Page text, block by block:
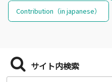
Contribution（in japanese）
サイト内検索